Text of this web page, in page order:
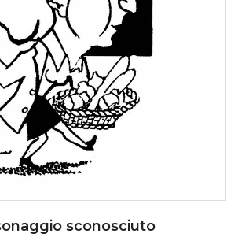
sconosciuto